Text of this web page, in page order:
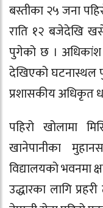
बस्तीका २५ जना
राति १२ बजेदेखि
पुगेको छ ।
देखिएको घटनास्थल
प्रशासकीय अधिकृत
पहिरो खोलामा
खानेपानीका
विद्यालयको भवनमा
उद्धारका लागि